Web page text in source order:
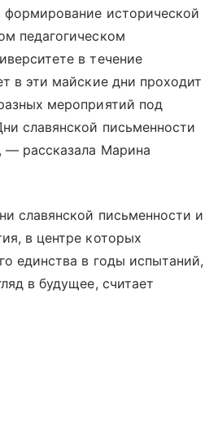
формирование исторической
педагогическом
в течение
в эти майские дни проходит
мероприятий под
славянской письменности
— рассказала Марина
славянской письменности и
в центре которых
единства в годы испытаний,
в будущее, считает